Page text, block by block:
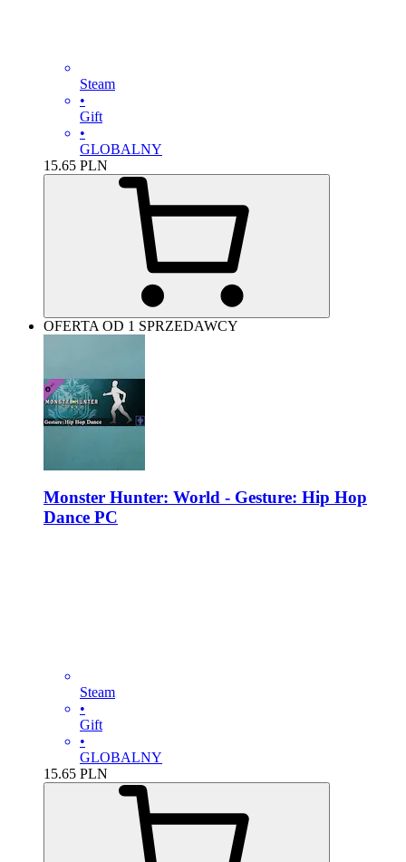
Steam
•
Gift
•
GLOBALNY
15.65 PLN
OFERTA OD 1 SPRZEDAWCY
Monster Hunter: World - Gesture: Hip Hop
Dance PC
Steam
•
Gift
•
GLOBALNY
15.65 PLN